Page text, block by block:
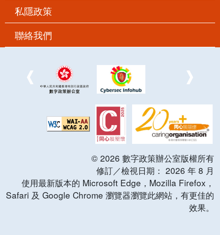
私隱政策
聯絡我們
© 2026 數字政策辦公室版權所有
修訂／檢視日期： 2026 年 8 月
使用最新版本的 Microsoft Edge，Mozilla Firefox，
Safari 及 Google Chrome 瀏覽器瀏覽此網站，有更佳的
效果。